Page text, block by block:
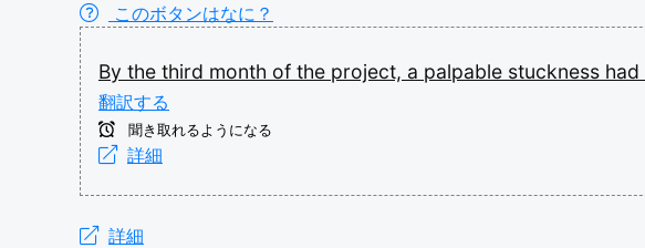
このボタンはなに？
By the third month of the project, a palpable stuckness had
翻訳する
聞き取れるようになる
詳細
詳細